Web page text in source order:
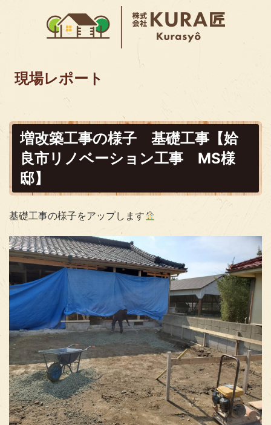
現場レポート
増改築工事の様子 基礎工事【姶
良市リノベーション工事 MS様
邸】
基礎工事の様子をアップします